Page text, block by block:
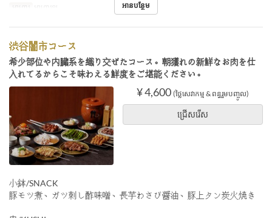
អាហារ អាហារឡ អានបន្ថែម
渋谷闇市コース
希少部位や内臓系を織り交ぜたコース。朝獲れの新鮮なお肉を仕
入れてるからこそ味わえる鮮度をご堪能ください。
¥ 4,600 (ថ្លៃសេវាកម្ម & ពន្ធរួមបញ្ចូល)
ជ្រើសរើស
小鉢/SNACK
豚モツ煮、ガツ刺し酢味噌、長芋わさび醤油、豚上タン炭火焼き